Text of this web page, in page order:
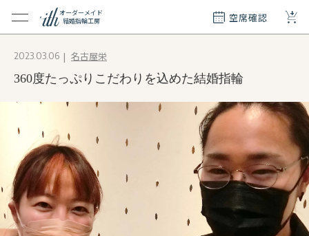
オーダーメイド
結婚指輪工房
空席確認 +
メイド
問
2023.03.06 名古屋栄
360度たっぷりこだわりを込めた結婚指輪